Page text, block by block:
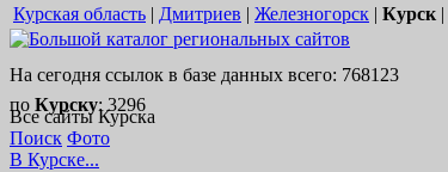
Курская область | Дмитриев | Железногорск | Курск |
На сегодня ссылок в базе данных всего: 768123
по Курску: 3296
Все сайты Курска
Поиск Фото
В Курске...